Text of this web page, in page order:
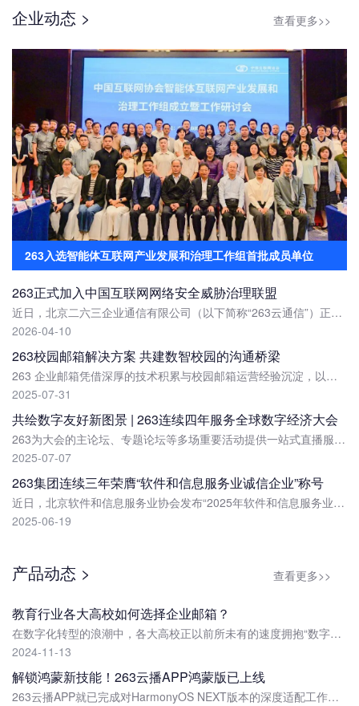
企业动态 > 查看更多>>
263入选智能体互联网产业发展和治理工作组首批成员单位
263正式加入中国互联网网络安全威胁治理联盟
近日，北京二六三企业通信有限公司（以下简称“263云通信”）正式获批加入中国互联网网络安全威胁治理联盟（CCTGA），成为联盟成员单位。
2026-04-10
263校园邮箱解决方案 共建数智校园的沟通桥梁
263 企业邮箱凭借深厚的技术积累与校园邮箱运营经验沉淀，以贴合各类校园邮箱使用需求的解决方案，全方位升级校园邮件沟通体验。
2025-07-31
共绘数字友好新图景 | 263连续四年服务全球数字经济大会
263为大会的主论坛、专题论坛等多场重要活动提供一站式直播服务支持。263云播作为大会官网的独家直播平台，为大会全程提供技术支持。
2025-07-07
263集团连续三年荣膺“软件和信息服务业诚信企业”称号
近日，北京软件和信息服务业协会发布“2025年软件和信息服务业诚信企业”名单。二六三网络通信股份有限公司（以下简称“263集团”）凭借在技术创新、合规经营以及卓越服...
2025-06-19
产品动态 > 查看更多>>
教育行业各大高校如何选择企业邮箱？
在数字化转型的浪潮中，各大高校正以前所未有的速度拥抱“数字化”，邮箱作为内外部线上沟通的重要工具之一，在高校数字化升级过程中扮演着不可或缺的角色。
2024-11-13
解锁鸿蒙新技能！263云播APP鸿蒙版已上线
263云播APP就已完成对HarmonyOS NEXT版本的深度适配工作，率先上线HarmonyOS NEXT版，成为直播行业拥抱鸿蒙生态的先行者。